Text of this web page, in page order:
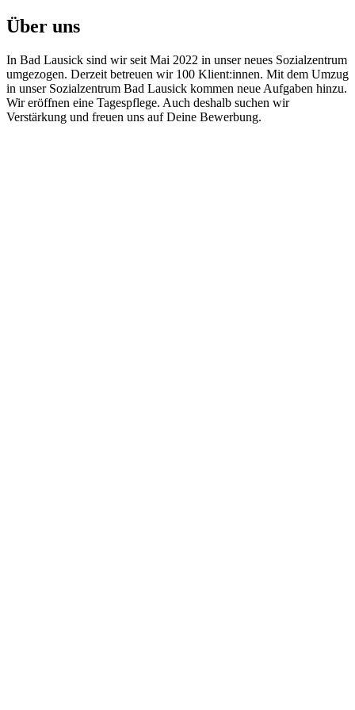
Über uns
In Bad Lausick sind wir seit Mai 2022 in unser neues Sozialzentrum
umgezogen. Derzeit betreuen wir 100 Klient:innen. Mit dem Umzug
in unser Sozialzentrum Bad Lausick kommen neue Aufgaben hinzu.
Wir eröffnen eine Tagespflege. Auch deshalb suchen wir
Verstärkung und freuen uns auf Deine Bewerbung.